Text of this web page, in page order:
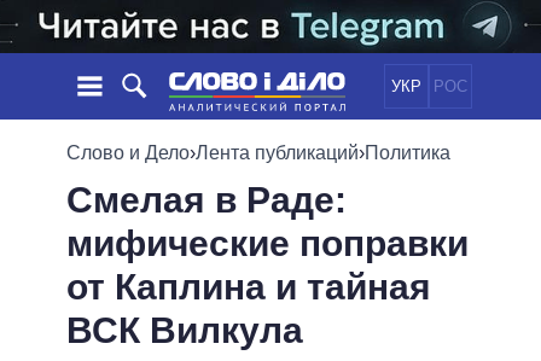
УКР РОС
НОВОСТИ
ЛЕНТА
СОБЫТИЯ
СТАТЬИ
ОБЗОРЫ
ПОЛИТИКА
ЭКОНОМИКА
ОБЩЕСТВО
ОБЕЩАНИЯ
ПОЛИТИКИ
ВСЕ ПОЛИТИКИ
ПРЕЗИДЕНТ И ОФИС
Слово и Дело›Лента публикаций›Политика
Смелая в Раде:
мифические поправки
от Каплина и тайная
ВСК Вилкула